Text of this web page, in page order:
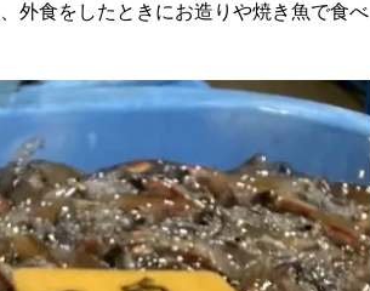
外食をしたときにお造りや焼き魚で食べ